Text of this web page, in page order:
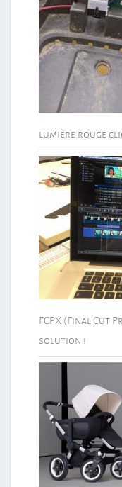
lumière rouge
FCPX (Final Cut
solution !